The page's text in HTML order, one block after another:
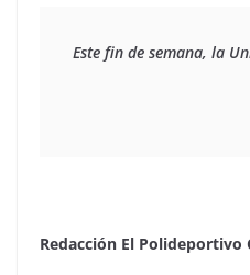
Este fin de semana, la
Redacción El Polideportivo